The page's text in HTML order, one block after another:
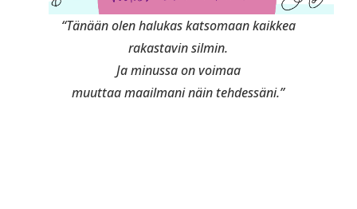
“Tänään olen halukas katsomaan kaikkea
rakastavin silmin.
Ja minussa on voimaa
muuttaa maailmani näin tehdessäni.”